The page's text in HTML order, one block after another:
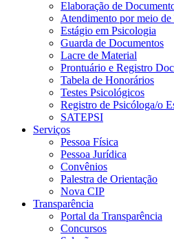
Elaboração de
Atendimento por meio
Estágio em Psicologia
Guarda de Documentos
Lacre de Material
Prontuário e Registro
Tabela de Honorários
Testes Psicológicos
Registro de Psicóloga/o
SATEPSI
Serviços
Pessoa Física
Pessoa Jurídica
Convênios
Palestra de Orientação
Nova CIP
Transparência
Portal da Transparência
Concursos